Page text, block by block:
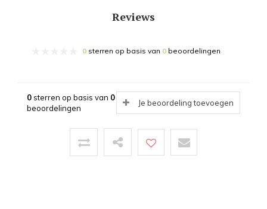
Reviews
0 sterren op basis van 0 beoordelingen
0sterren op basis van 0
beoordelingen
Je beoordeling toevoegen